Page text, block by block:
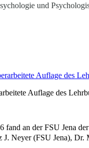
und
Auflage des
fand an der FSU Jena
J. Neyer (FSU Jena),